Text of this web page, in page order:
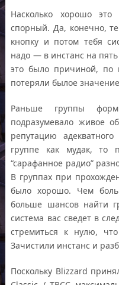
Насколько хорошо
спорный. Да, конечно,
кнопку и потом тебя
надо — в инстанс на
это было причиной, по
потеряли былое
Раньше группы
подразумевало живое
репутацию
группе как мудак, то
“сарафанное радио”
В группах при
было хорошо. Чем
больше шансов найти
система вас сведет в
стремиться к нулю,
Зачистили инстанс и
Поскольку Blizzard